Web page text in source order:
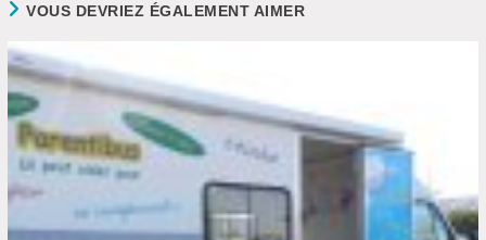
VOUS DEVRIEZ ÉGALEMENT AIMER